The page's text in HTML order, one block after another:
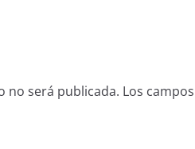
no será publicada. Los